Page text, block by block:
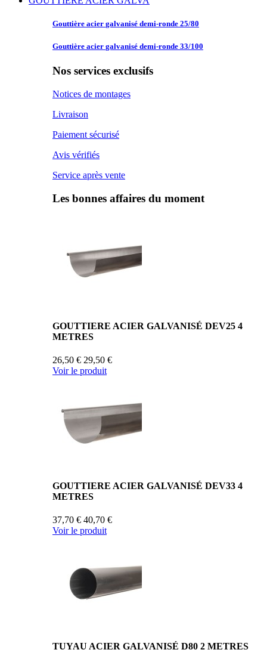
Gouttière acier galvanisé demi-ronde 25/80
Gouttière acier galvanisé demi-ronde 33/100
Nos services exclusifs
Notices de montages
Livraison
Paiement sécurisé
Avis vérifiés
Service après vente
Les bonnes affaires du moment
GOUTTIERE ACIER GALVANISÉ DEV25 4
METRES
26,50 € 29,50 €
Voir le produit
GOUTTIERE ACIER GALVANISÉ DEV33 4
METRES
37,70 € 40,70 €
Voir le produit
TUYAU ACIER GALVANISÉ D80 2 METRES